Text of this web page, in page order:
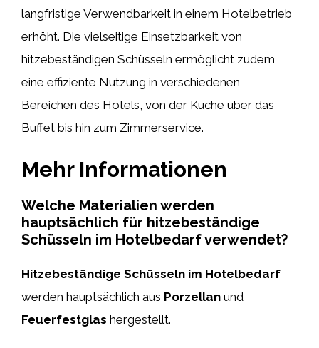
langfristige Verwendbarkeit in einem Hotelbetrieb
erhöht. Die vielseitige Einsetzbarkeit von
hitzebeständigen Schüsseln ermöglicht zudem
eine effiziente Nutzung in verschiedenen
Bereichen des Hotels, von der Küche über das
Buffet bis hin zum Zimmerservice.
Mehr Informationen
Welche Materialien werden
hauptsächlich für hitzebeständige
Schüsseln im Hotelbedarf verwendet?
Hitzebeständige Schüsseln im Hotelbedarf
werden hauptsächlich aus Porzellan und
Feuerfestglas hergestellt.